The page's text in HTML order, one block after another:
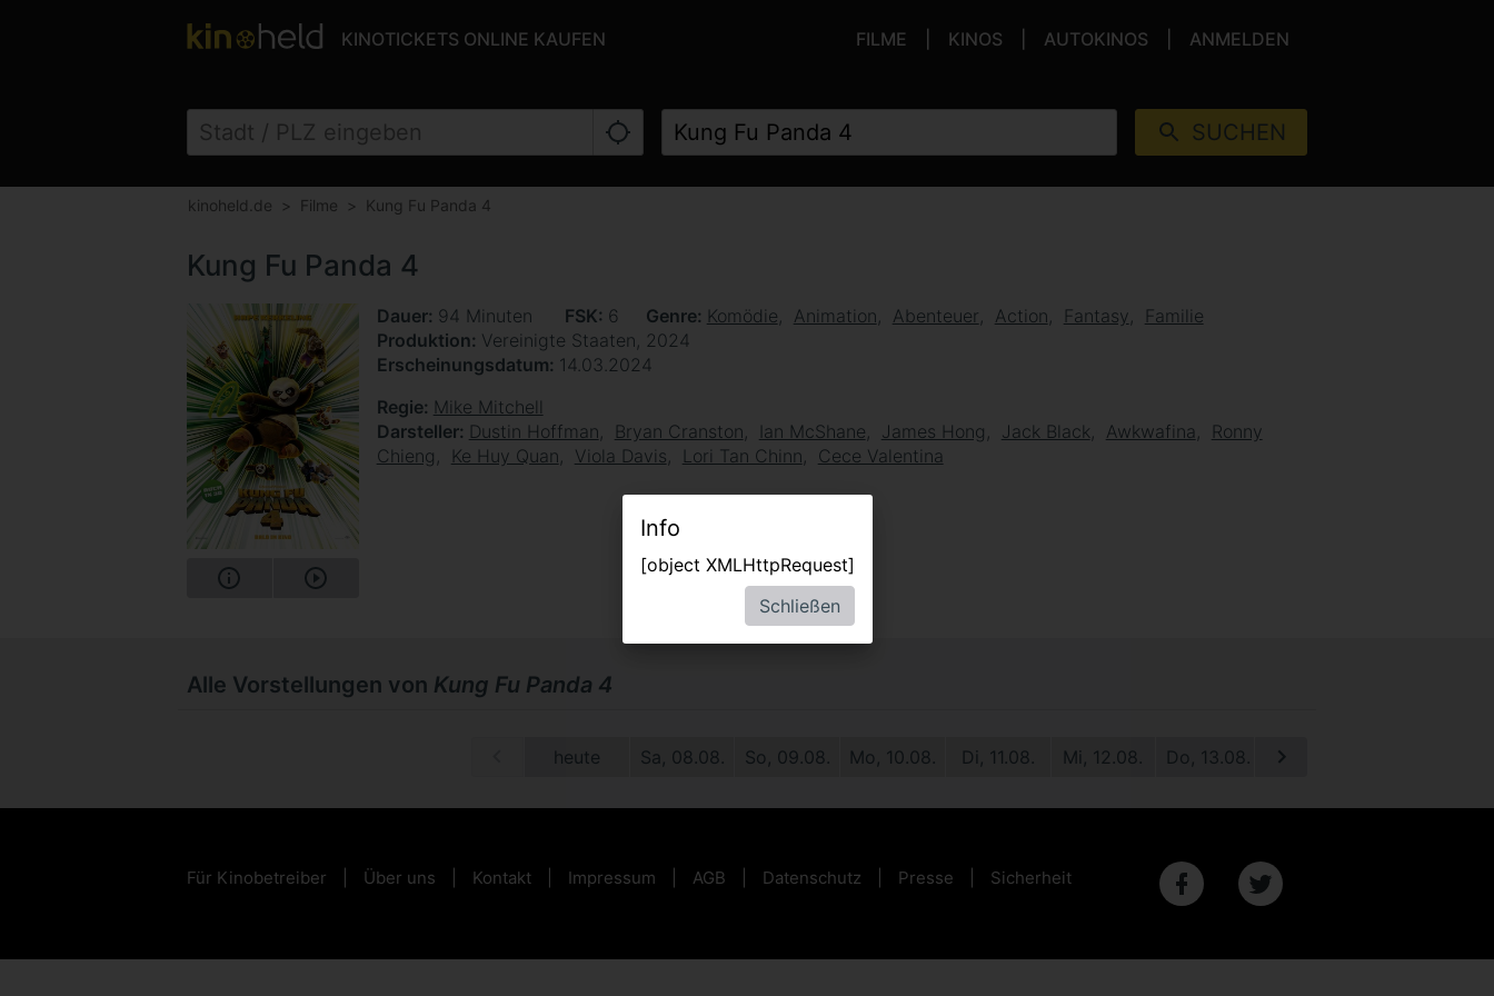
KINOTICKETS ONLINE KAUFEN FILME KINOS AUTOKINOS ANMELDEN
SUCHEN
kinoheld.de Filme Kung Fu Panda 4
Kung Fu Panda 4
Dauer 94 Minuten FSK 6 Genre Komödie Animation Abenteuer Action Fantasy
Familie
Produktion Vereinigte Staaten, 2024
Erscheinungsdatum 14.03.2024
Regie Mike Mitchell
Darsteller Dustin Hoffman Bryan Cranston Ian McShane James Hong Jack Black Awkwafina
Ronny
Chieng
Ke Huy Quan Viola Davis Lori Tan Chinn Cece Valentina
Alle Vorstellungen von Kung Fu Panda 4
heute Sa, 08.08. So, 09.08. Mo, 10.08. Di, 11.08. Mi, 12.08. Do, 13.08. Fr, 14.08.
Für Kinobetreiber Über uns Kontakt Impressum AGB Datenschutz Presse Sicherheit
Info
[object XMLHttpRequest]
Schließen